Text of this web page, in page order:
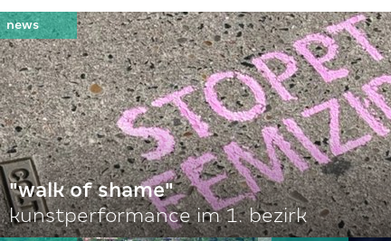
"walk of shame"
kunstperformance im 1. bezirk